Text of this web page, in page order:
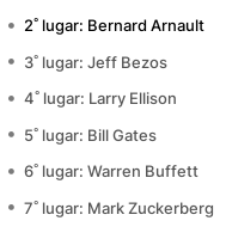
2˚ lugar: Bernard Arnault
3˚ lugar: Jeff Bezos
4˚ lugar: Larry Ellison
5˚ lugar: Bill Gates
6˚ lugar: Warren Buffett
7˚ lugar: Mark Zuckerberg